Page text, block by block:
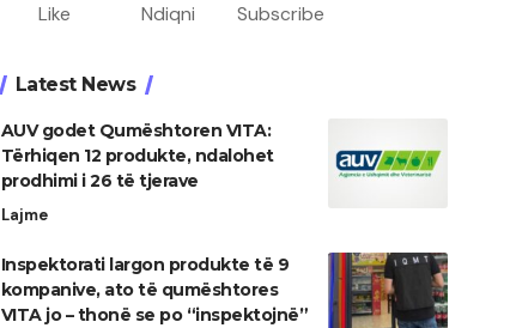
Like Ndiqni Subscribe
Latest News
AUV godet Qumështoren VITA:
Tërhiqen 12 produkte, ndalohet
prodhimi i 26 të tjerave
Lajme
Inspektorati largon produkte të 9
kompanive, ato të qumështores
VITA jo – thonë se po “inspektojnë”